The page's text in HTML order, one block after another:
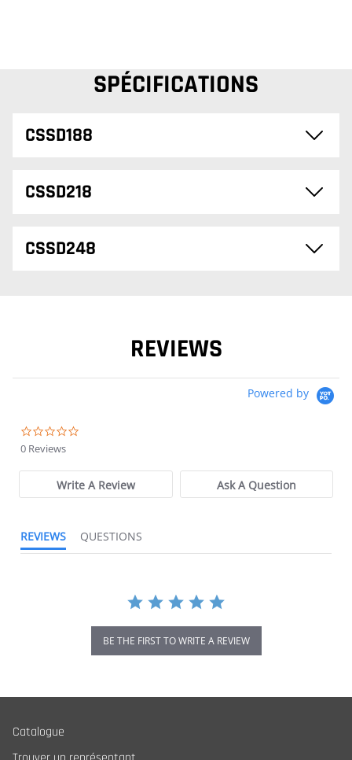
SPÉCIFICATIONS
CSSD188
CSSD218
CSSD248
REVIEWS
Powered by
0 Reviews
Write A Review Ask A Question
REVIEWS QUESTIONS
BE THE FIRST TO WRITE A REVIEW
Catalogue